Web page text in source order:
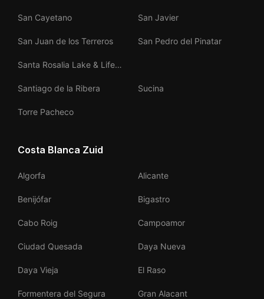
San Cayetano San Javier
San Juan de los Terreros San Pedro del Pinatar
Santa Rosalia Lake & Life
Santiago de la Ribera
Sucina
Torre Pacheco
Costa Blanca Zuid
Algorfa Alicante
Benijófar Bigastro
Cabo Roig Campoamor
Ciudad Quesada Daya Nueva
Daya Vieja El Raso
Formentera del Segura Gran Alacant